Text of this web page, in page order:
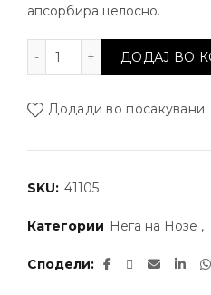
апсорбира целосно.
Регенерирачка
ДОДАЈ ВО
Додади во посакувани
SKU: 41105
Категории Нега на Нозе ,
Сподели